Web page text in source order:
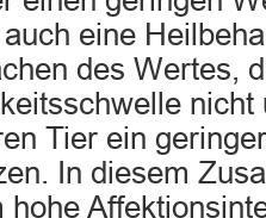
eine
des Wertes,
nicht
Tier ein
In diesem
hohe